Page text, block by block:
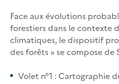
Face aux évolutions
forestiers dans le contexte
climatiques, le dispositif
des forêts » se compose de
Volet n°1 : Cartographie